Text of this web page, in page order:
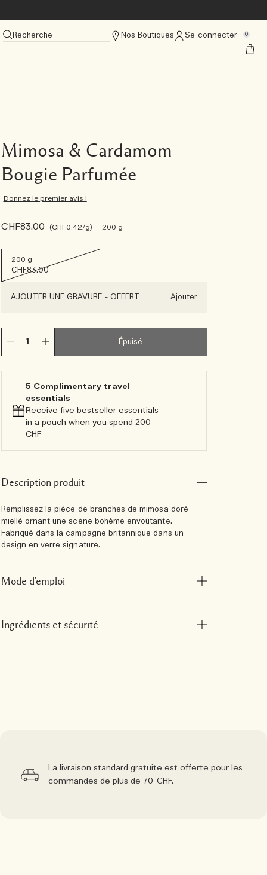
Recherche Nos Boutiques Se connecter 0
Mimosa & Cardamom
Bougie Parfumée
Donnez le premier avis !
CHF83.00 CHF0.42/g 200 g
200 g
CHF83.00
AJOUTER UNE GRAVURE - OFFERT Ajouter
Épuisé
5 Complimentary travel
essentials​
Receive five bestseller essentials
in a pouch when you spend 200
CHF
Description produit
Remplissez la pièce de branches de mimosa doré
miellé ornant une scène bohème envoûtante.
Fabriqué dans la campagne britannique dans un
design en verre signature.
Mode d'emploi
Ingrédients et sécurité
La livraison standard gratuite est offerte pour les
commandes de plus de 70 CHF.